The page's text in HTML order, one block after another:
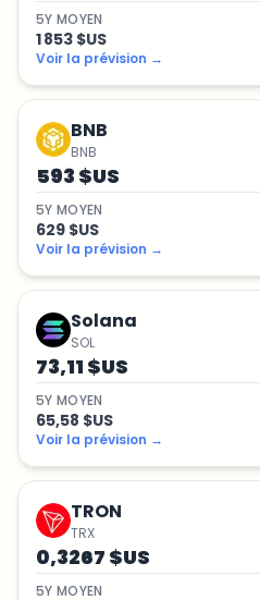
5Y MOYEN
1 853 $US
Voir la prévision →
BNB
BNB
593 $US
5Y MOYEN
629 $US
Voir la prévision →
Solana
SOL
73,11 $US
5Y MOYEN
65,58 $US
Voir la prévision →
TRON
TRX
0,3267 $US
5Y MOYEN